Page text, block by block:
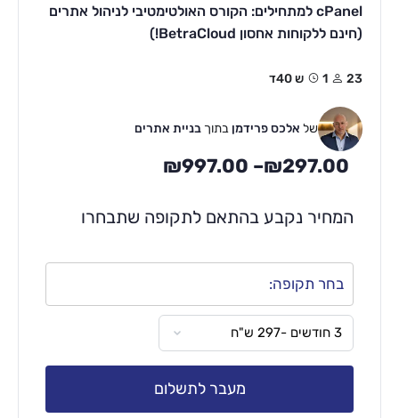
cPanel למתחילים: הקורס האולטימטיבי לניהול אתרים
(חינם ללקוחות אחסון BetraCloud!)
23 1ש 40ד
של אלכס פרידמן בתוך בניית אתרים
₪297.00
–
₪997.00
המחיר נקבע בהתאם לתקופה שתבחרו
בחר תקופה:
מעבר לתשלום